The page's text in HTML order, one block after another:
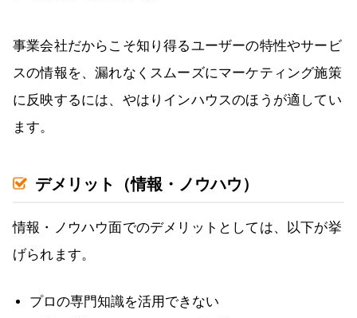
事業会社だからこそ知り得るユーザーの特性やサービ
スの情報を、漏れなくスムーズにマーケティング施策
に反映するには、やはりインハウスのほうが適してい
ます。
デメリット（情報・ノウハウ）
情報・ノウハウ面でのデメリットとしては、以下が挙
げられます。
プロの専門知識を活用できない